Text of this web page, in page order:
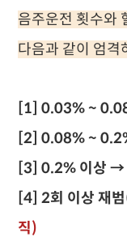
음주운전 횟수와
다음과 같이 엄격
[1] 0.03% ~
[2] 0.08% ~
[3] 0.2% 이상
[4] 2회 이상 재
직)